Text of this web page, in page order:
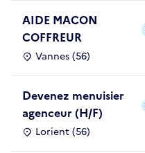
AIDE MACON
COFFREUR
Vannes (56)
Devenez menuisier
agenceur (H/F)
Lorient (56)